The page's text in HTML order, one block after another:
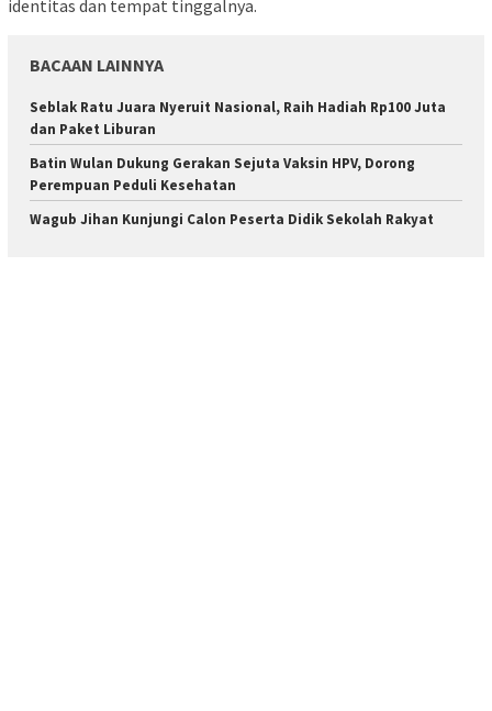
identitas dan tempat tinggalnya.
BACAAN LAINNYA
Seblak Ratu Juara Nyeruit Nasional, Raih Hadiah Rp100 Juta
dan Paket Liburan
Batin Wulan Dukung Gerakan Sejuta Vaksin HPV, Dorong
Perempuan Peduli Kesehatan
Wagub Jihan Kunjungi Calon Peserta Didik Sekolah Rakyat